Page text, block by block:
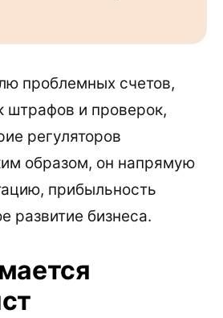
проблемных счетов,
штрафов и проверок,
регуляторов
образом, он напрямую
прибыльность
развитие бизнеса.